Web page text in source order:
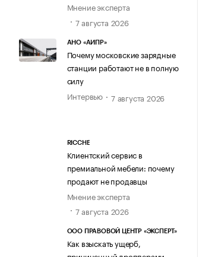
Мнение эксперта
7 августа 2026
АНО «АИПР»
Почему московские зарядные
станции работают не в полную
силу
Интервью
7 августа 2026
RICCHE
Клиентский сервис в
премиальной мебели: почему
продают не продавцы
Мнение эксперта
7 августа 2026
ООО ПРАВОВОЙ ЦЕНТР «ЭКСПЕРТ»
Как взыскать ущерб,